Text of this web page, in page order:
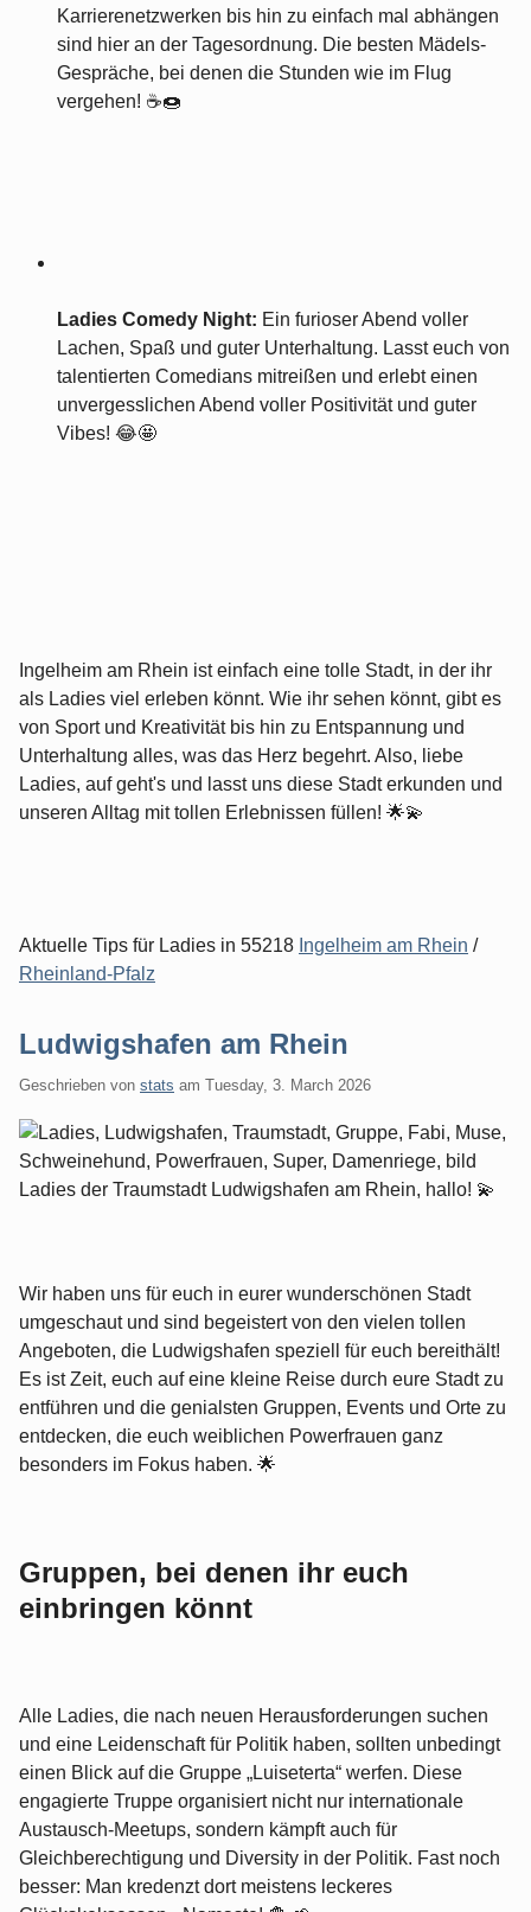
Karrierenetzwerken bis hin zu einfach mal abhängen
sind hier an der Tagesordnung. Die besten Mädels-
Gespräche, bei denen die Stunden wie im Flug
vergehen! ☕🍩
Ladies Comedy Night: Ein furioser Abend voller
Lachen, Spaß und guter Unterhaltung. Lasst euch von
talentierten Comedians mitreißen und erlebt einen
unvergesslichen Abend voller Positivität und guter
Vibes! 😂🤩
Ingelheim am Rhein ist einfach eine tolle Stadt, in der ihr
als Ladies viel erleben könnt. Wie ihr sehen könnt, gibt es
von Sport und Kreativität bis hin zu Entspannung und
Unterhaltung alles, was das Herz begehrt. Also, liebe
Ladies, auf geht's und lasst uns diese Stadt erkunden und
unseren Alltag mit tollen Erlebnissen füllen! 🌟💫
Aktuelle Tips für Ladies in 55218 Ingelheim am Rhein /
Rheinland-Pfalz
Ludwigshafen am Rhein
Geschrieben von stats am Tuesday, 3. March 2026
Ladies der Traumstadt Ludwigshafen am Rhein, hallo! 💫
Wir haben uns für euch in eurer wunderschönen Stadt
umgeschaut und sind begeistert von den vielen tollen
Angeboten, die Ludwigshafen speziell für euch bereithält!
Es ist Zeit, euch auf eine kleine Reise durch eure Stadt zu
entführen und die genialsten Gruppen, Events und Orte zu
entdecken, die euch weiblichen Powerfrauen ganz
besonders im Fokus haben. 🌟
Gruppen, bei denen ihr euch
einbringen könnt
Alle Ladies, die nach neuen Herausforderungen suchen
und eine Leidenschaft für Politik haben, sollten unbedingt
einen Blick auf die Gruppe „Luiseterta“ werfen. Diese
engagierte Truppe organisiert nicht nur internationale
Austausch-Meetups, sondern kämpft auch für
Gleichberechtigung und Diversity in der Politik. Fast noch
besser: Man kredenzt dort meistens leckeres